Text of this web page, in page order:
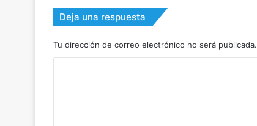
Deja una respuesta
Tu dirección de correo electrónico no será publicada.